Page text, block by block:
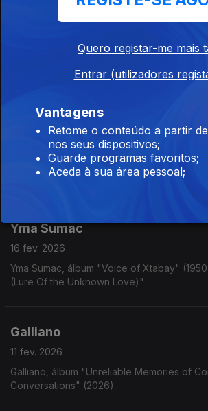
Autechre, "Slip", álbum "Amber" (1998)
Fábio de Almeida
18 fev. 2026
Fábio de Almeida, album "Requiem For A
Records. Ouve-se "Kitsune Pulse
Yma Sumac
16 fev. 2026
Yma Sumac, álbum "Voice of Xtabay"
(Lure Of the Unknown Love)"
Galliano
11 fev. 2026
Galliano, álbum "Unreliable Memories of
Conversations" (2026).
Quero registar-me mais
Entrar (utilizadores
Vantagens
Retome o conteúdo a partir
nos seus dispositivos;
Guarde programas favoritos;
Aceda à sua área pessoal;